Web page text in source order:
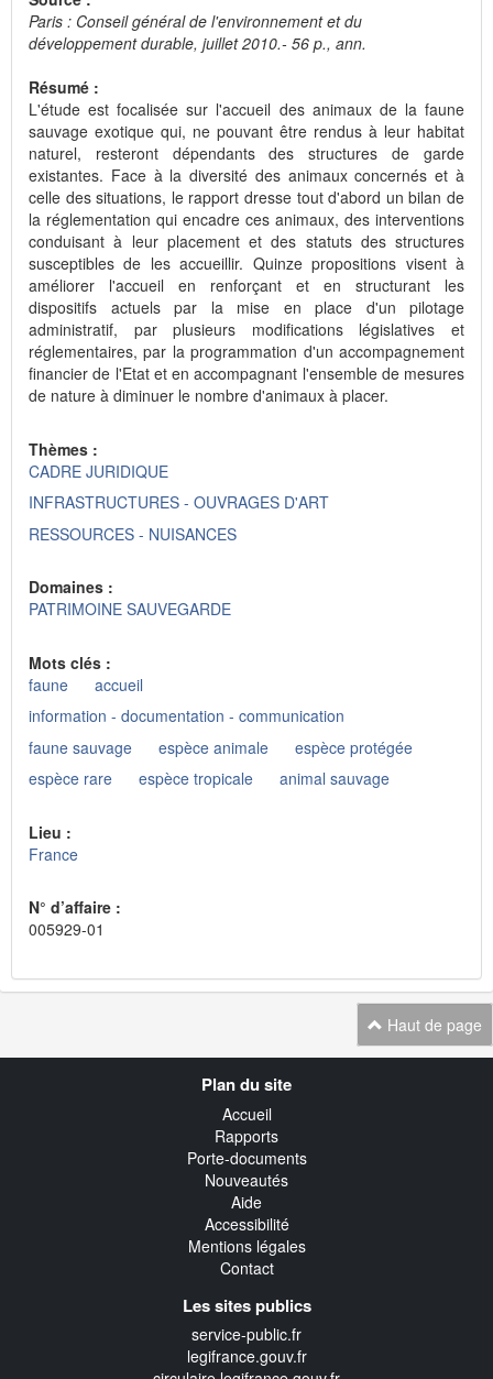
Paris : Conseil général de l'environnement et du
développement durable, juillet 2010.- 56 p., ann.
Résumé :
L'étude est focalisée sur l'accueil des animaux de la faune
sauvage exotique qui, ne pouvant être rendus à leur habitat
naturel, resteront dépendants des structures de garde
existantes. Face à la diversité des animaux concernés et à
celle des situations, le rapport dresse tout d'abord un bilan de
la réglementation qui encadre ces animaux, des interventions
conduisant à leur placement et des statuts des structures
susceptibles de les accueillir. Quinze propositions visent à
améliorer l'accueil en renforçant et en structurant les
dispositifs actuels par la mise en place d'un pilotage
administratif, par plusieurs modifications législatives et
réglementaires, par la programmation d'un accompagnement
financier de l'Etat et en accompagnant l'ensemble de mesures
de nature à diminuer le nombre d'animaux à placer.
Thèmes :
CADRE JURIDIQUE
INFRASTRUCTURES - OUVRAGES D'ART
RESSOURCES - NUISANCES
Domaines :
PATRIMOINE SAUVEGARDE
Mots clés :
faune
accueil
information - documentation - communication
faune sauvage
espèce animale
espèce protégée
espèce rare
espèce tropicale animal sauvage
Lieu :
France
N° d’affaire :
005929-01
Haut de page
Plan du site
Accueil
Rapports
Porte-documents
Nouveautés
Aide
Accessibilité
Mentions légales
Contact
Les sites publics
service-public.fr
legifrance.gouv.fr